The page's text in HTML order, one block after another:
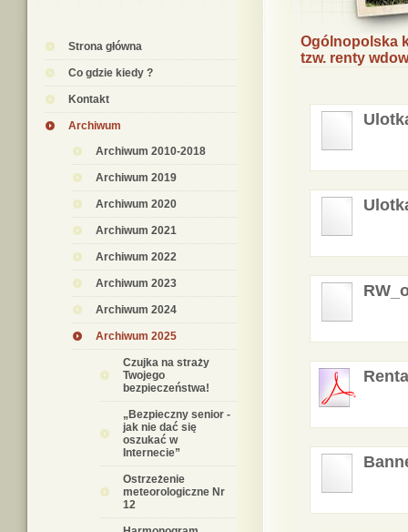
Strona główna
Co gdzie kiedy ?
Kontakt
Archiwum
Archiwum 2010-2018
Archiwum 2019
Archiwum 2020
Archiwum 2021
Archiwum 2022
Archiwum 2023
Archiwum 2024
Archiwum 2025
Czujka na straży
Twojego
bezpieczeństwa!
„Bezpieczny senior -
jak nie dać się
oszukać w
Internecie”
Ostrzeżenie
meteorologiczne Nr
12
Ogólnopolska
tzw. renty